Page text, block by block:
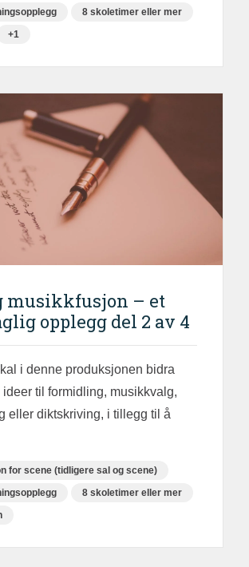
8 skoletimer eller mer
+1
musikkfusjon – et
opplegg del 2 av 4
i denne produksjonen bidra
ideer til formidling, musikkvalg,
eller diktskriving, i tillegg til å
for scene (tidligere sal og scene)
8 skoletimer eller mer